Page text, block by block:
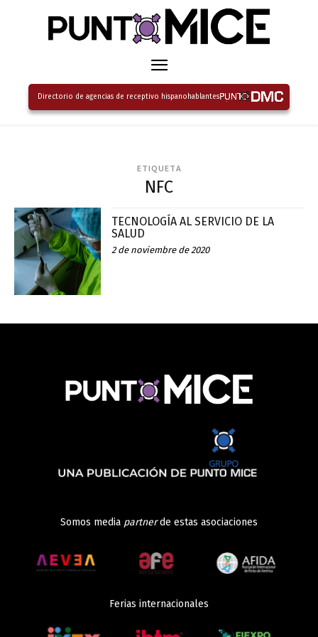
Directorio de agencias de receptivo hispanohablantes
ETIQUETA
NFC
TECNOLOGÍA AL SERVICIO DE LA
SALUD
2 de noviembre de 2020
Somos media partnerde estas asociaciones
Ferias internacionales